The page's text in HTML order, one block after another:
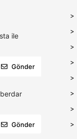
ile
Gönder
Gönder